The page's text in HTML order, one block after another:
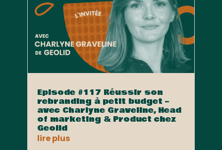
Episode #117 Réussir son
rebranding à petit budget –
avec Charlyne Graveline, Head
of marketing & Product chez
Geolid
lire plus